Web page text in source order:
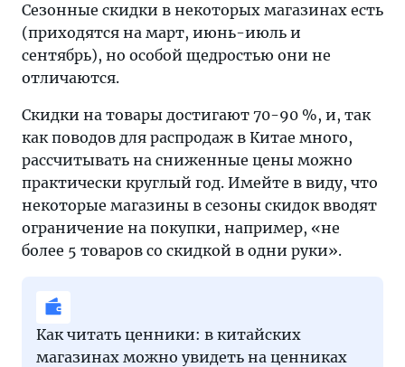
Сезонные скидки в некоторых магазинах есть
(приходятся на март, июнь-июль и
сентябрь), но особой щедростью они не
отличаются.
Скидки на товары достигают 70-90 %, и, так
как поводов для распродаж в Китае много,
рассчитывать на сниженные цены можно
практически круглый год. Имейте в виду, что
некоторые магазины в сезоны скидок вводят
ограничение на покупки, например, «не
более 5 товаров со скидкой в одни руки».
Как читать ценники: в китайских
магазинах можно увидеть на ценниках